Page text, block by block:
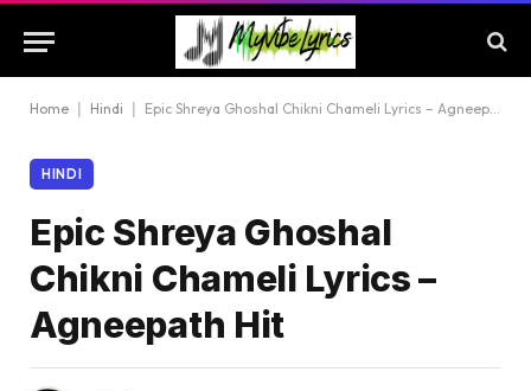
Home Hindi Epic Shreya Ghoshal Chikni Chameli Lyrics – Agneepath Hit
HINDI
Epic Shreya Ghoshal
Chikni Chameli Lyrics –
Agneepath Hit